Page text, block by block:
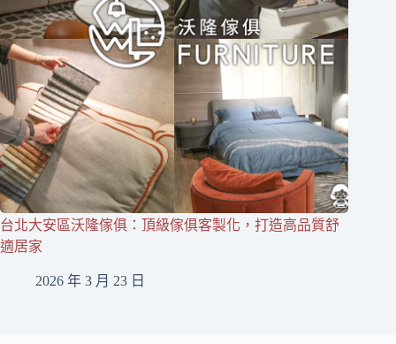
台北大安區沃隆傢俱：頂級傢俱客製化，打造高品質舒
適居家
2026 年 3 月 23 日